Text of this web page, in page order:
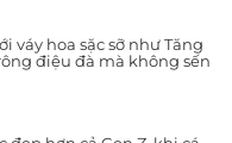
váy hoa sặc sỡ như Tăng
điệu đà mà không sến